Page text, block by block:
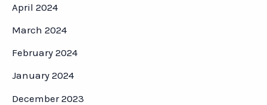
April 2024
March 2024
February 2024
January 2024
December 2023